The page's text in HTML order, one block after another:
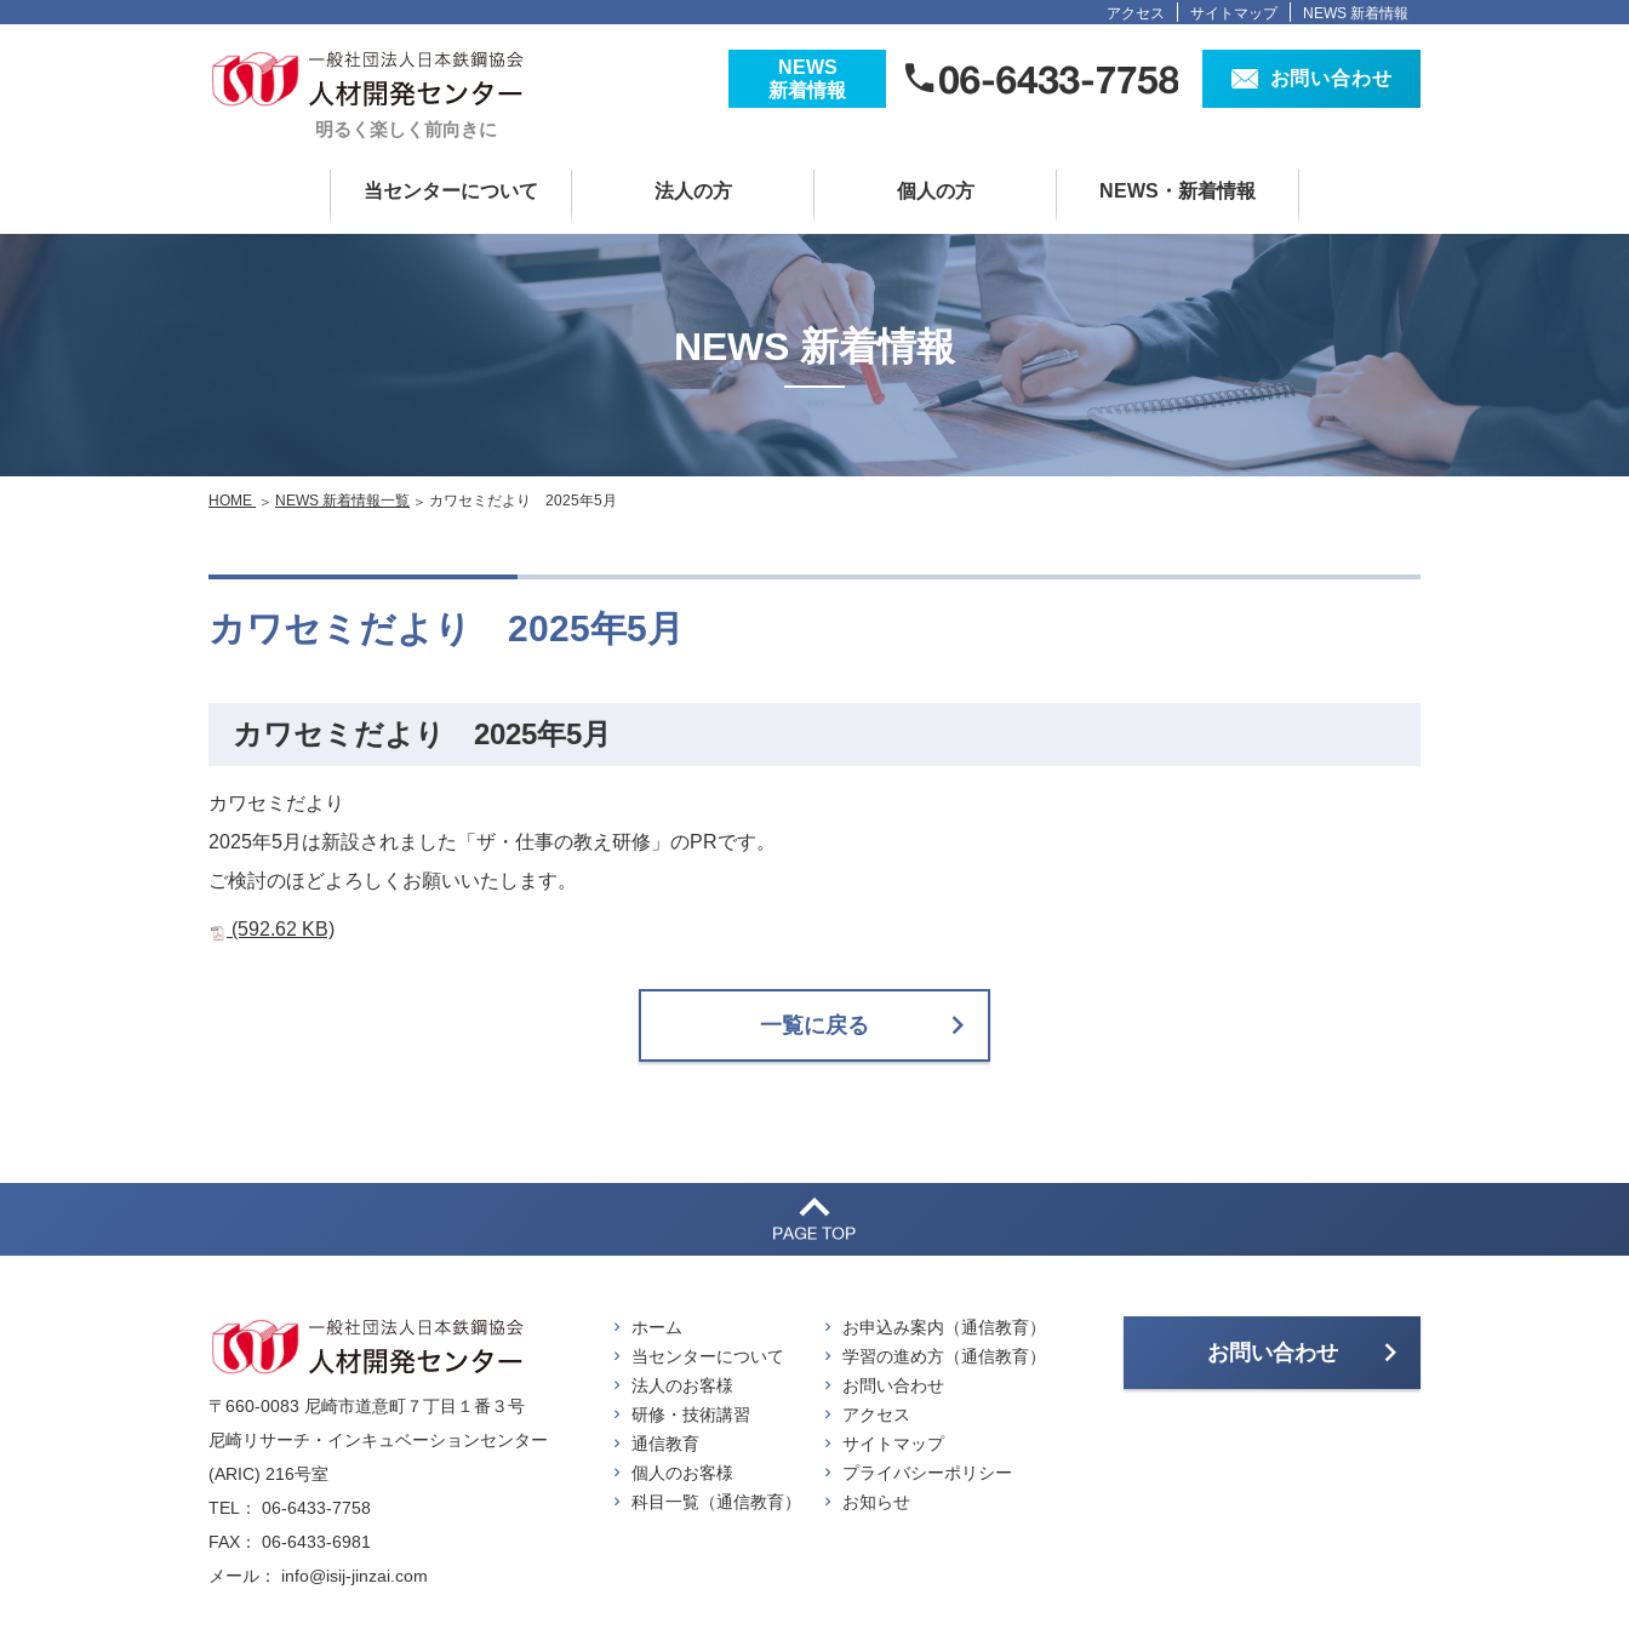
アクセス サイトマップ NEWS 新着情報
NEWS
新着情報
お問い合わせ
当センターについて 法人の方 個人の方 NEWS・新着情報
NEWS 新着情報
HOME NEWS 新着情報一覧 カワセミだより 2025年5月
カワセミだより 2025年5月
カワセミだより 2025年5月
カワセミだより
2025年5月は新設されました「ザ・仕事の教え研修」のPRです。
ご検討のほどよろしくお願いいたします。
(592.62 KB)
一覧に戻る
〒660-0083 尼崎市道意町７丁目１番３号
尼崎リサーチ・インキュベーションセンター
(ARIC) 216号室
TEL： 06-6433-7758
FAX： 06-6433-6981
メール： info@isij-jinzai.com
ホーム
当センターについて
法人のお客様
研修・技術講習
通信教育
個人のお客様
科目一覧（通信教育）
お申込み案内（通信教育）
学習の進め方（通信教育）
お問い合わせ
アクセス
サイトマップ
プライバシーポリシー
お知らせ
お問い合わせ